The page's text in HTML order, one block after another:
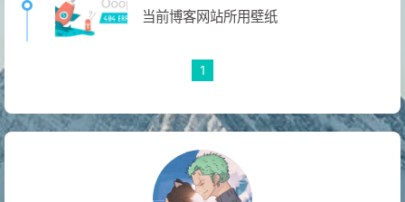
当前博客网站所用壁纸
1